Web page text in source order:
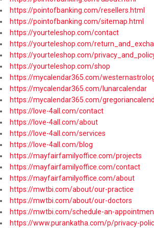
https://pointofbanking.com/resellers.html
https://pointofbanking.com/sitemap.html
https://yourteleshop.com/contact
https://yourteleshop.com/
https://yourteleshop.com/
https://yourteleshop.com/shop
https://mycalendar365.com/
https://mycalendar365.com/lunarcalendar
https://mycalendar365.com/
https://love-4all.com/contact
https://love-4all.com/about
https://love-4all.com/services
https://love-4all.com/blog
https://mayfairfamilyoffice.com/projects
https://mayfairfamilyoffice.com/contact
https://mayfairfamilyoffice.com/about
https://mwtbi.com/about/our-practice
https://mwtbi.com/about/our-doctors
https://mwtbi.com/schedule-an-
https://www.purankatha.com/p/privacy-